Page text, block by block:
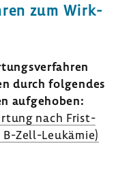
zum Wirk­
durch folgendes
aufge­hoben:
nach Frist­
​Zell-Leukämie)